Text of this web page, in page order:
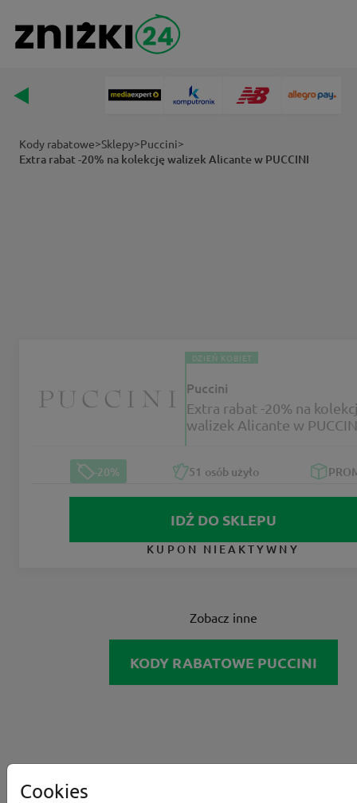
Kody rabatowe>Sklepy>Puccini>
Extra rabat -20% na kolekcję walizek Alicante w PUCCINI
DZIEŃ KOBIET
Puccini
Extra rabat -20% na
walizek Alicante w
-20% 51 osób użyło
IDŹ DO SKLEPU
KUPON NIEAKTYWNY
Zobacz inne
KODY RABATOWE PUCCINI
Cookies